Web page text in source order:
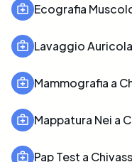
Ecografia
Lavaggio
Mammografia a
Mappatura Nei a
Pap Test a